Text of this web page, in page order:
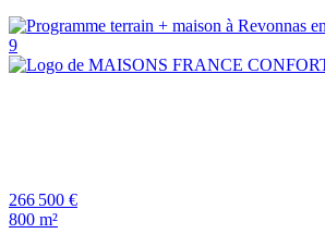
9
266 500 €
800 m²